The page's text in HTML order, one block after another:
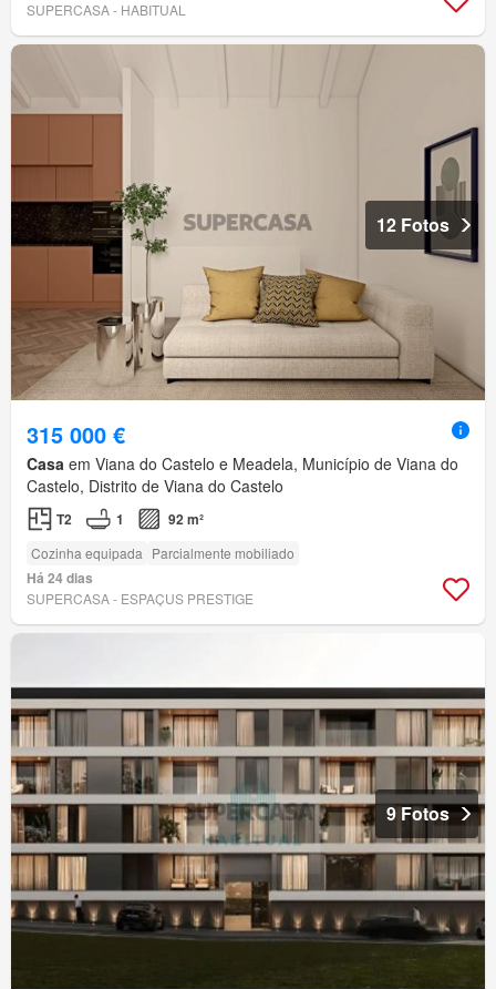
SUPERCASA - HABITUAL
12 Fotos
315 000 €
Casa em Viana do Castelo e Meadela, Município de Viana do
Castelo, Distrito de Viana do Castelo
T2 1 92 m²
Cozinha equipada Parcialmente mobiliado
Há 24 dias
SUPERCASA - ESPAÇUS PRESTIGE
9 Fotos